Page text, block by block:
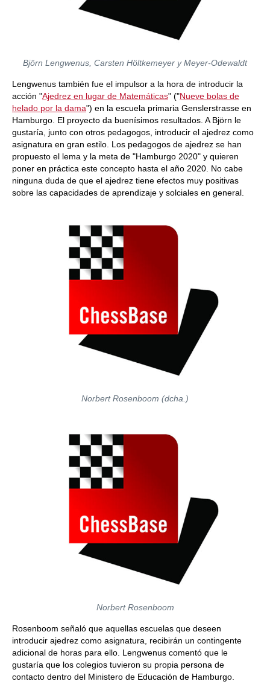
Björn Lengwenus, Carsten Höltkemeyer y Meyer-Odewaldt
Lengwenus también fue el impulsor a la hora de introducir la
acción "Ajedrez en lugar de Matemáticas" ("Nueve bolas de
helado por la dama") en la escuela primaria Genslerstrasse en
Hamburgo. El proyecto da buenísimos resultados. A Björn le
gustaría, junto con otros pedagogos, introducir el ajedrez como
asignatura en gran estilo. Los pedagogos de ajedrez se han
propuesto el lema y la meta de "Hamburgo 2020" y quieren
poner en práctica este concepto hasta el año 2020. No cabe
ninguna duda de que el ajedrez tiene efectos muy positivas
sobre las capacidades de aprendizaje y solciales en general.
Norbert Rosenboom (dcha.)
Norbert Rosenboom
Rosenboom señaló que aquellas escuelas que deseen
introducir ajedrez como asignatura, recibirán un contingente
adicional de horas para ello. Lengwenus comentó que le
gustaría que los colegios tuvieron su propia persona de
contacto dentro del Ministero de Educación de Hamburgo.